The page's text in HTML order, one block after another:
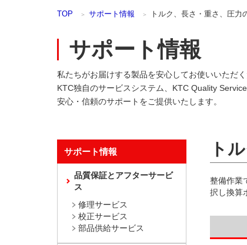
TOP サポート情報 トルク、長さ・重さ、圧力
サポート情報
私たちがお届けする製品を安心してお使いいただく
KTC独自のサービスシステム、KTC Quality Service
安心・信頼のサポートをご提供いたします。
ト
整備作業
択し換算
サポート情報
品質保証とアフターサービ
ス
修理サービス
校正サービス
部品供給サービス